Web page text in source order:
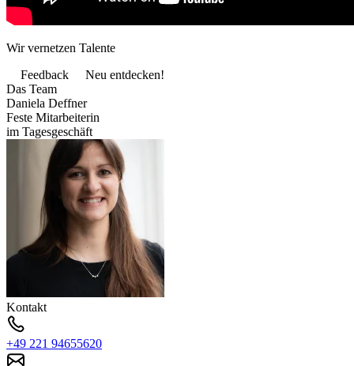
Wir vernetzen Talente
Feedback
Neu entdecken!
Das Team
Daniela Deffner
Feste Mitarbeiterin
im Tagesgeschäft
Kontakt
+49 221 94655620